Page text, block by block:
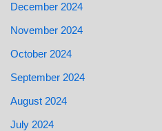
December 2024
November 2024
October 2024
September 2024
August 2024
July 2024